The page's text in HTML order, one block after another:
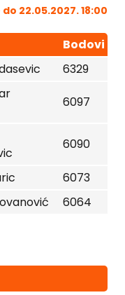
22.05.2027. 18:00
Bodovi
6329
6097
6090
6073
6064